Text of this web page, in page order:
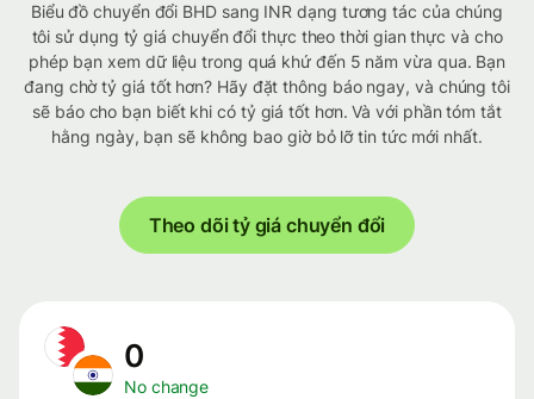
Biểu đồ chuyển đổi BHD sang INR dạng tương tác của chúng
tôi sử dụng tỷ giá chuyển đổi thực theo thời gian thực và cho
phép bạn xem dữ liệu trong quá khứ đến 5 năm vừa qua. Bạn
đang chờ tỷ giá tốt hơn? Hãy đặt thông báo ngay, và chúng tôi
sẽ báo cho bạn biết khi có tỷ giá tốt hơn. Và với phần tóm tắt
hằng ngày, bạn sẽ không bao giờ bỏ lỡ tin tức mới nhất.
Theo dõi tỷ giá chuyển đổi
0
No change